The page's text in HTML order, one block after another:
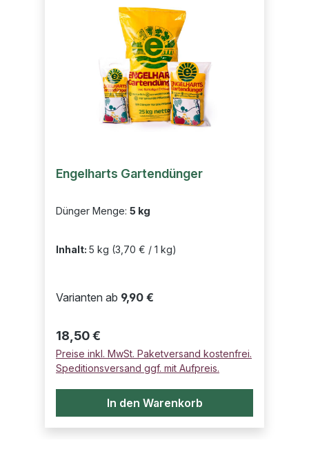
Engelharts Gartendünger
Dünger Menge: 5 kg
Inhalt: 5 kg (3,70 € / 1 kg)
Varianten ab 9,90 €
Regulärer Preis:
18,50 €
Preise inkl. MwSt. Paketversand kostenfrei.
Speditionsversand ggf. mit Aufpreis.
In den Warenkorb